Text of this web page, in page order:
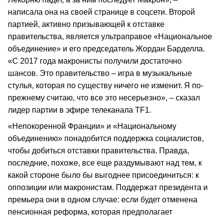
написала она на своей странице в соцсети. Второй
партией, активно призывающей к отставке
правительства, является ультраправое «Национальное
объединение» и его председатель Жордан Барделла.
«С 2017 года макронисты получили достаточно
шансов. Это правительство – игра в музыкальные
стулья, которая по существу ничего не изменит. Я по-
прежнему считаю, что все это несерьезно», – сказал
лидер партии в эфире телеканала TF1.
«Непокоренной Франции» и «Национальному
объединению» понадобится поддержка социалистов,
чтобы добиться отставки правительства. Правда,
последние, похоже, все еще раздумывают над тем, к
какой стороне было бы выгоднее присоединиться: к
оппозиции или макронистам. Поддержат президента и
премьера они в одном случае: если будет отменена
пенсионная реформа, которая предполагает